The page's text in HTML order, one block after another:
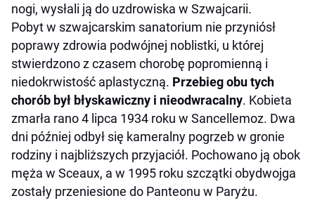
nogi, wysłali ją do uzdrowiska w Szwajcarii.
Pobyt w szwajcarskim sanatorium nie przyniósł
poprawy zdrowia podwójnej noblistki, u której
stwierdzono z czasem chorobę popromienną i
niedokrwistość aplastyczną. Przebieg obu tych
chorób był błyskawiczny i nieodwracalny. Kobieta
zmarła rano 4 lipca 1934 roku w Sancellemoz. Dwa
dni później odbył się kameralny pogrzeb w gronie
rodziny i najbliższych przyjaciół. Pochowano ją obok
męża w Sceaux, a w 1995 roku szczątki obydwojga
zostały przeniesione do Panteonu w Paryżu.